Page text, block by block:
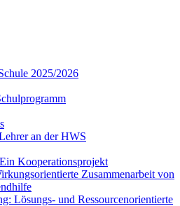
2025/2026
an der HWS
Kooperationsprojekt
Zusammenarbeit von
Lösungs- und Ressourcenorientierte